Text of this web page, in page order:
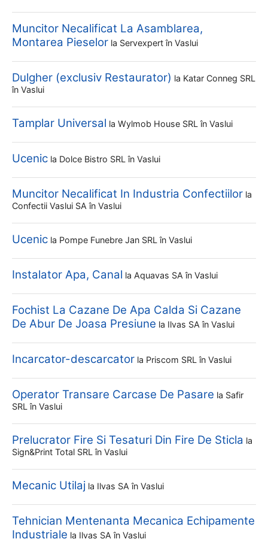
Muncitor Necalificat La Asamblarea,
Montarea Pieselor la Servexpert în Vaslui
Dulgher (exclusiv Restaurator) la Katar Conneg SRL
în Vaslui
Tamplar Universal la Wylmob House SRL în Vaslui
Ucenic la Dolce Bistro SRL în Vaslui
Muncitor Necalificat In Industria Confectiilor la
Confectii Vaslui SA în Vaslui
Ucenic la Pompe Funebre Jan SRL în Vaslui
Instalator Apa, Canal la Aquavas SA în Vaslui
Fochist La Cazane De Apa Calda Si Cazane
De Abur De Joasa Presiune la Ilvas SA în Vaslui
Incarcator-descarcator la Priscom SRL în Vaslui
Operator Transare Carcase De Pasare la Safir
SRL în Vaslui
Prelucrator Fire Si Tesaturi Din Fire De Sticla la
Sign&print Total SRL în Vaslui
Mecanic Utilaj la Ilvas SA în Vaslui
Tehnician Mentenanta Mecanica Echipamente
Industriale la Ilvas SA în Vaslui